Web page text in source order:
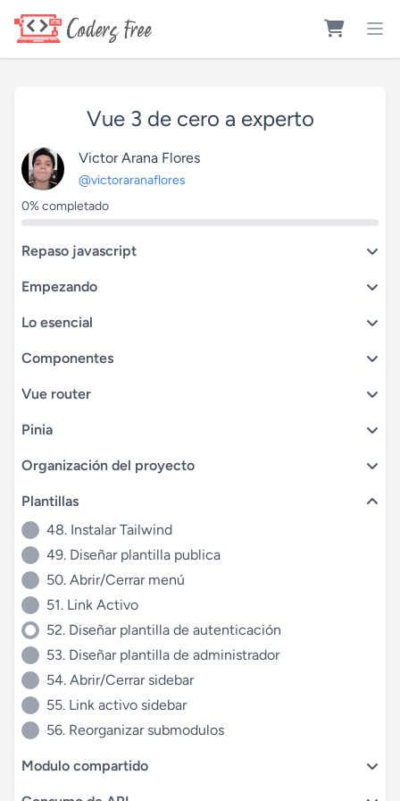
Vue 3 de cero a experto
Victor Arana Flores
@victoraranaflores
0% completado
Repaso javascript
Empezando
Lo esencial
Componentes
Vue router
Pinia
Organización del proyecto
Plantillas
48. Instalar Tailwind
49. Diseñar plantilla publica
50. Abrir/Cerrar menú
51. Link Activo
52. Diseñar plantilla de autenticación
53. Diseñar plantilla de administrador
54. Abrir/Cerrar sidebar
55. Link activo sidebar
56. Reorganizar submodulos
Modulo compartido